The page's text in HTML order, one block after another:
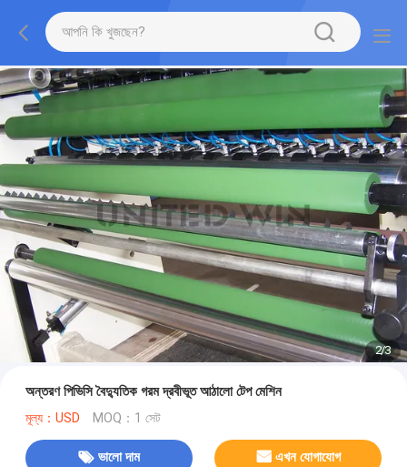
2/3
অন্তরণ পিভিসি বৈদ্যুতিক গরম দ্রবীভূত আঠালো টেপ মেশিন
মূল্য：USD MOQ：1 সেট
ভালো দাম এখন যোগাযোগ